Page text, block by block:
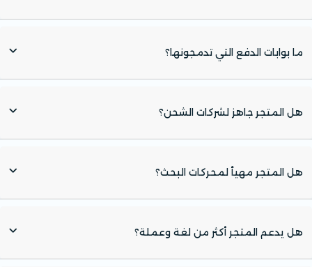
ما بوابات الدفع التي تدمجونها؟
هل المتجر جاهز لشركات الشحن؟
هل المتجر مهيأ لمحركات البحث؟
هل يدعم المتجر أكثر من لغة وعملة؟